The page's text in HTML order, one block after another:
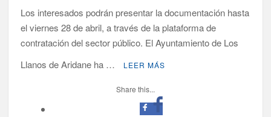
David Ruiz rechaza las críticas de Nueva Canarias y defiende
que Tazacorte “avanza y cumple objetivos”
violencia de género con el apoyo empresarial
El Día de la Cometa reúne a cientos de familias en Santa Cruz
de La Palma y refuerza el comercio local en su sexta edición
Los interesados podrán presentar la documentación hasta
el viernes 28 de abril, a través de la plataforma de
contratación del sector público. El Ayuntamiento de Los
Llanos de Aridane ha …
LEER MÁS
Share this...